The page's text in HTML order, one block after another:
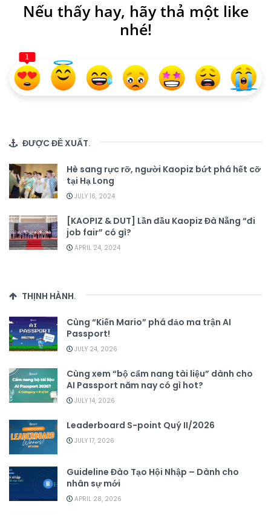
Nếu thấy hay, hãy thả một like
nhé!
1
ĐƯỢC ĐỀ XUẤT.
Hè sang rực rỡ, người Kaopiz bứt phá hết cỡ
tại Hạ Long
JULY 16, 2024
[KAOPIZ & DUT] Lần đầu Kaopiz Đà Nẵng “đi
job fair” có gì?
APRIL 24, 2024
THỊNH HÀNH.
Cùng “Kiến Mario” phá đảo ma trận AI
Passport!
JULY 24, 2026
Cùng xem “bộ cẩm nang tài liệu” dành cho
AI Passport năm nay có gì hot?
JULY 14, 2026
Leaderboard S-point Quý II/2026
JULY 17, 2026
Guideline Đào Tạo Hội Nhập – Dành cho
nhân sự mới
APRIL 28, 2026